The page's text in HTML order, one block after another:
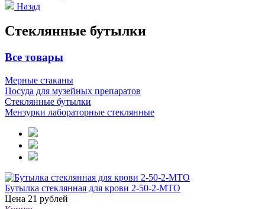
Назад
Стеклянные бутылки
Все товары
Мерные стаканы
Посуда для музейных препаратов
Стеклянные бутылки
Мензурки лабораторные стеклянные
Бутылка стеклянная для крови 2-50-2-МТО
Цена 21 рублей